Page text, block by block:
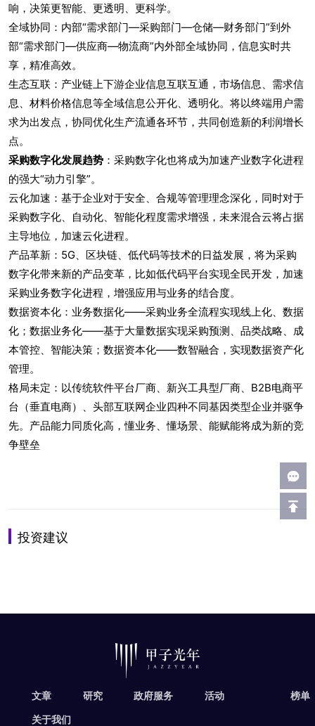
响，决策更智能、更透明、更科学。
全域协同：内部“需求部门—采购部门—仓储—财务部门”到外
部“需求部门—供应商—物流商”内外部全域协同，信息实时共
享，精准高效。
生态互联：产业链上下游企业信息互联互通，市场信息、需求信
息、材料价格信息等全域信息公开化、透明化。将以终端用户需
求为出发点，协同优化生产流通各环节，共同创造新的利润增长
点。
采购数字化发展趋势：采购数字化也将成为加速产业数字化进程
的强大“动力引擎”。
云化加速：基于企业对于安全、合规等管理理念深化，同时对于
采购数字化、自动化、智能化程度需求增强，未来混合云将占据
主导地位，加速云化进程。
产品革新：5G、区块链、低代码等技术的日益发展，将为采购
数字化带来新的产品变革，比如低代码平台实现全民开发，加速
采购业务数字化进程，增强应用与业务的结合度。
数据资本化：业务数据化——采购业务全流程实现线上化、数据
化；数据业务化——基于大量数据实现采购预测、品类战略、成
本管控、智能决策；数据资本化——数智融合，实现数据资产化
管理。
格局未定：以传统软件平台厂商、新兴工具型厂商、B2B电商平
台（垂直电商）、头部互联网企业四种不同基因类型企业并驱争
先。产品能力同质化高，懂业务、懂场景、能赋能将成为新的竞
争壁垒
投资建议
文章 研究 政府服务 活动 榜单
关于我们